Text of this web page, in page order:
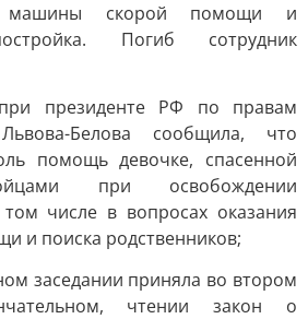
машины скорой помощи и
Погиб сотрудник
президенте РФ по правам
Белова сообщила, что
помощь девочке, спасенной
при освобождении
числе в вопросах оказания
и поиска родственников;
заседании приняла во втором
чтении закон о